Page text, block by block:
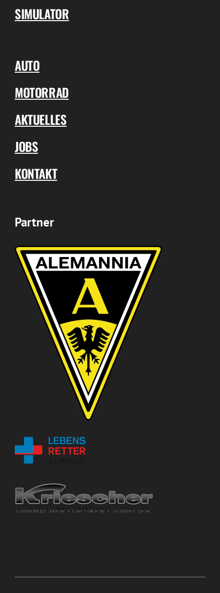
SIMULATOR
AUTO
MOTORRAD
AKTUELLES
JOBS
KONTAKT
Partner